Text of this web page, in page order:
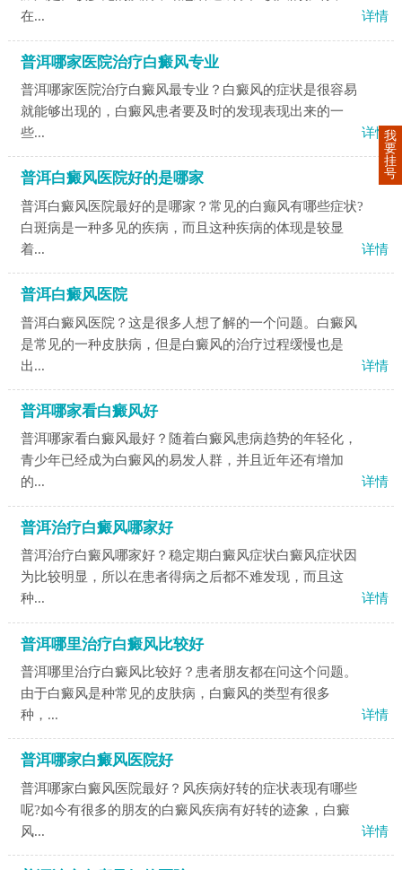
在...
详情
普洱哪家医院治疗白癜风专业
普洱哪家医院治疗白癜风最专业？白癜风的症状是很容易
就能够出现的，白癜风患者要及时的发现表现出来的一
些...
详情
普洱白癜风医院好的是哪家
普洱白癜风医院最好的是哪家？常见的白癫风有哪些症状?
白斑病是一种多见的疾病，而且这种疾病的体现是较显
着...
详情
普洱白癜风医院
普洱白癜风医院？这是很多人想了解的一个问题。白癜风
是常见的一种皮肤病，但是白癜风的治疗过程缓慢也是
出...
详情
普洱哪家看白癜风好
普洱哪家看白癜风最好？随着白癜风患病趋势的年轻化，
青少年已经成为白癜风的易发人群，并且近年还有增加
的...
详情
普洱治疗白癜风哪家好
普洱治疗白癜风哪家好？稳定期白癜风症状白癜风症状因
为比较明显，所以在患者得病之后都不难发现，而且这
种...
详情
普洱哪里治疗白癜风比较好
普洱哪里治疗白癜风比较好？患者朋友都在问这个问题。
由于白癜风是种常见的皮肤病，白癜风的类型有很多
种，...
详情
普洱哪家白癜风医院好
普洱哪家白癜风医院最好？风疾病好转的症状表现有哪些
呢?如今有很多的朋友的白癜风疾病有好转的迹象，白癜
风...
详情
我
要
挂
号